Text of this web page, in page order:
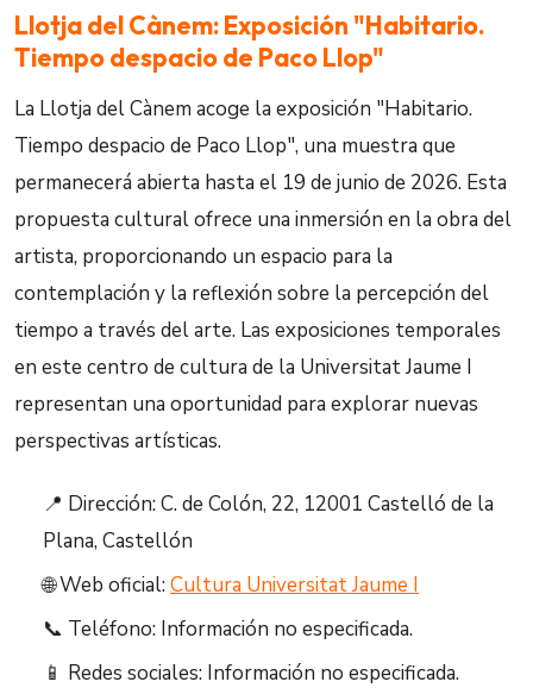
Llotja del Cànem: Exposición "Habitario.
Tiempo despacio de Paco Llop"
La Llotja del Cànem acoge la exposición "Habitario.
Tiempo despacio de Paco Llop", una muestra que
permanecerá abierta hasta el 19 de junio de 2026. Esta
propuesta cultural ofrece una inmersión en la obra del
artista, proporcionando un espacio para la
contemplación y la reflexión sobre la percepción del
tiempo a través del arte. Las exposiciones temporales
en este centro de cultura de la Universitat Jaume I
representan una oportunidad para explorar nuevas
perspectivas artísticas.
📍 Dirección: C. de Colón, 22, 12001 Castelló de la
Plana, Castellón
🌐 Web oficial:Cultura Universitat Jaume I
📞 Teléfono: Información no especificada.
📱 Redes sociales: Información no especificada.